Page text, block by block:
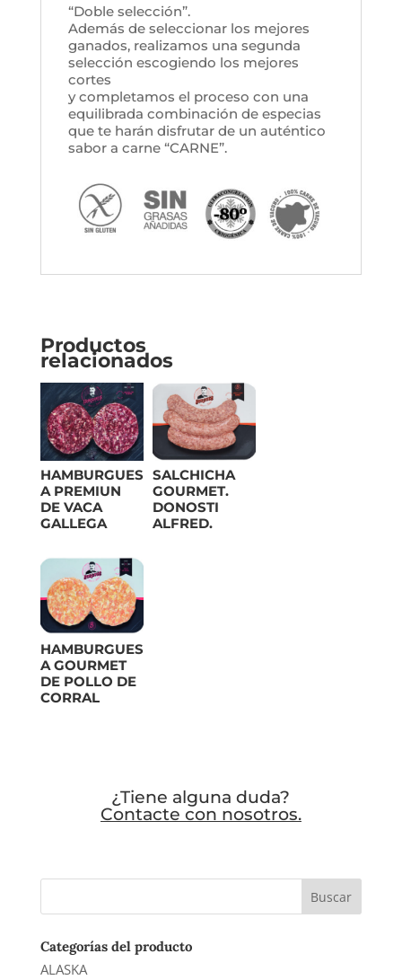
“Doble selección”.
Además de seleccionar los mejores
ganados, realizamos una segunda
selección escogiendo los mejores
cortes
y completamos el proceso con una
equilibrada combinación de especias
que te harán disfrutar de un auténtico
sabor a carne “CARNE”.
Productos
relacionados
HAMBURGUES
A PREMIUN
DE VACA
GALLEGA
SALCHICHA
GOURMET.
DONOSTI
ALFRED.
HAMBURGUES
A GOURMET
DE POLLO DE
CORRAL
¿Tiene alguna duda?
Contacte con nosotros.
Categorías del producto
ALASKA